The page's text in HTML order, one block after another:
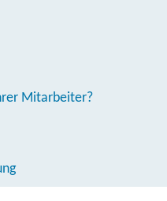
Mitarbeiter?